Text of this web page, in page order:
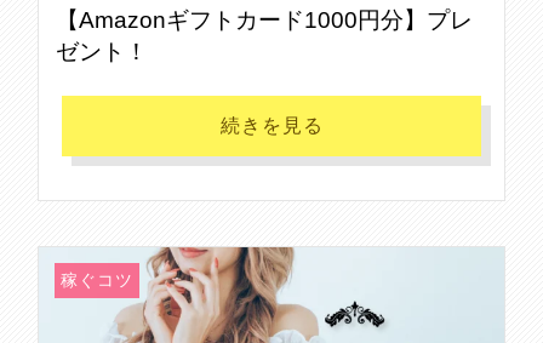
【Amazonギフトカード1000円分】プレ
ゼント！
続きを見る
稼ぐコツ